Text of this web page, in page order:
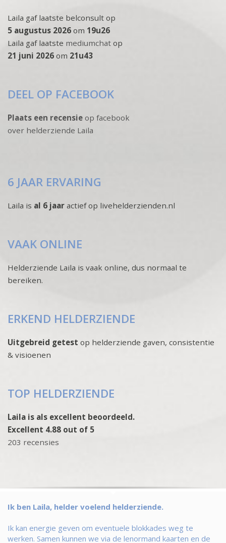
Laila gaf laatste belconsult op
5 augustus 2026 om 19u26
Laila gaf laatste mediumchat op
21 juni 2026 om 21u43
DEEL OP FACEBOOK
Plaats een recensie op facebook
over helderziende Laila
6 JAAR ERVARING
Laila is al 6 jaar actief op livehelderzienden.nl
VAAK ONLINE
Helderziende Laila is vaak online, dus normaal te
bereiken.
ERKEND HELDERZIENDE
Uitgebreid getest op helderziende gaven, consistentie
& visioenen
TOP HELDERZIENDE
Laila is als excellent beoordeeld.
Excellent 4.88 out of 5
203 recensies
Ik ben Laila, helder voelend helderziende.
Ik kan energie geven om eventuele blokkades weg te
werken. Samen kunnen we via de lenormand kaarten en de